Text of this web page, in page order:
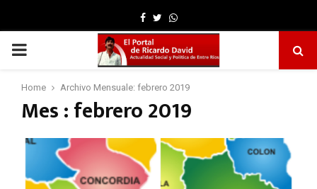
Facebook
TwitterWhatsapp
PRIMARY
MENU
Home Archivo Mensuale: febrero 2019
Mes : febrero 2019